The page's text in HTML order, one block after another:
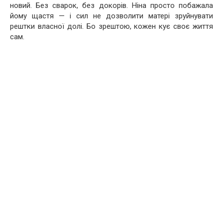
новий. Без сварок, без докорів. Ніна просто побажала
йому щастя — і сил не дозволити матері зруйнувати
рештки власної долі. Бо зрештою, кожен кує своє життя
сам.